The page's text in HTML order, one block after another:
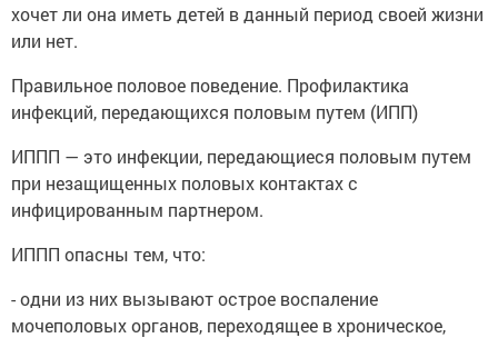
хочет ли она иметь детей в данный период своей жизни
или нет.
Правильное половое поведение. Профилактика
инфекций, передающихся половым путем (ИПП)
ИППП — это инфекции, передающиеся половым путем
при незащищенных половых контактах с
инфицированным партнером.
ИППП опасны тем, что:
- одни из них вызывают острое воспаление
мочеполовых органов, переходящее в хроническое,